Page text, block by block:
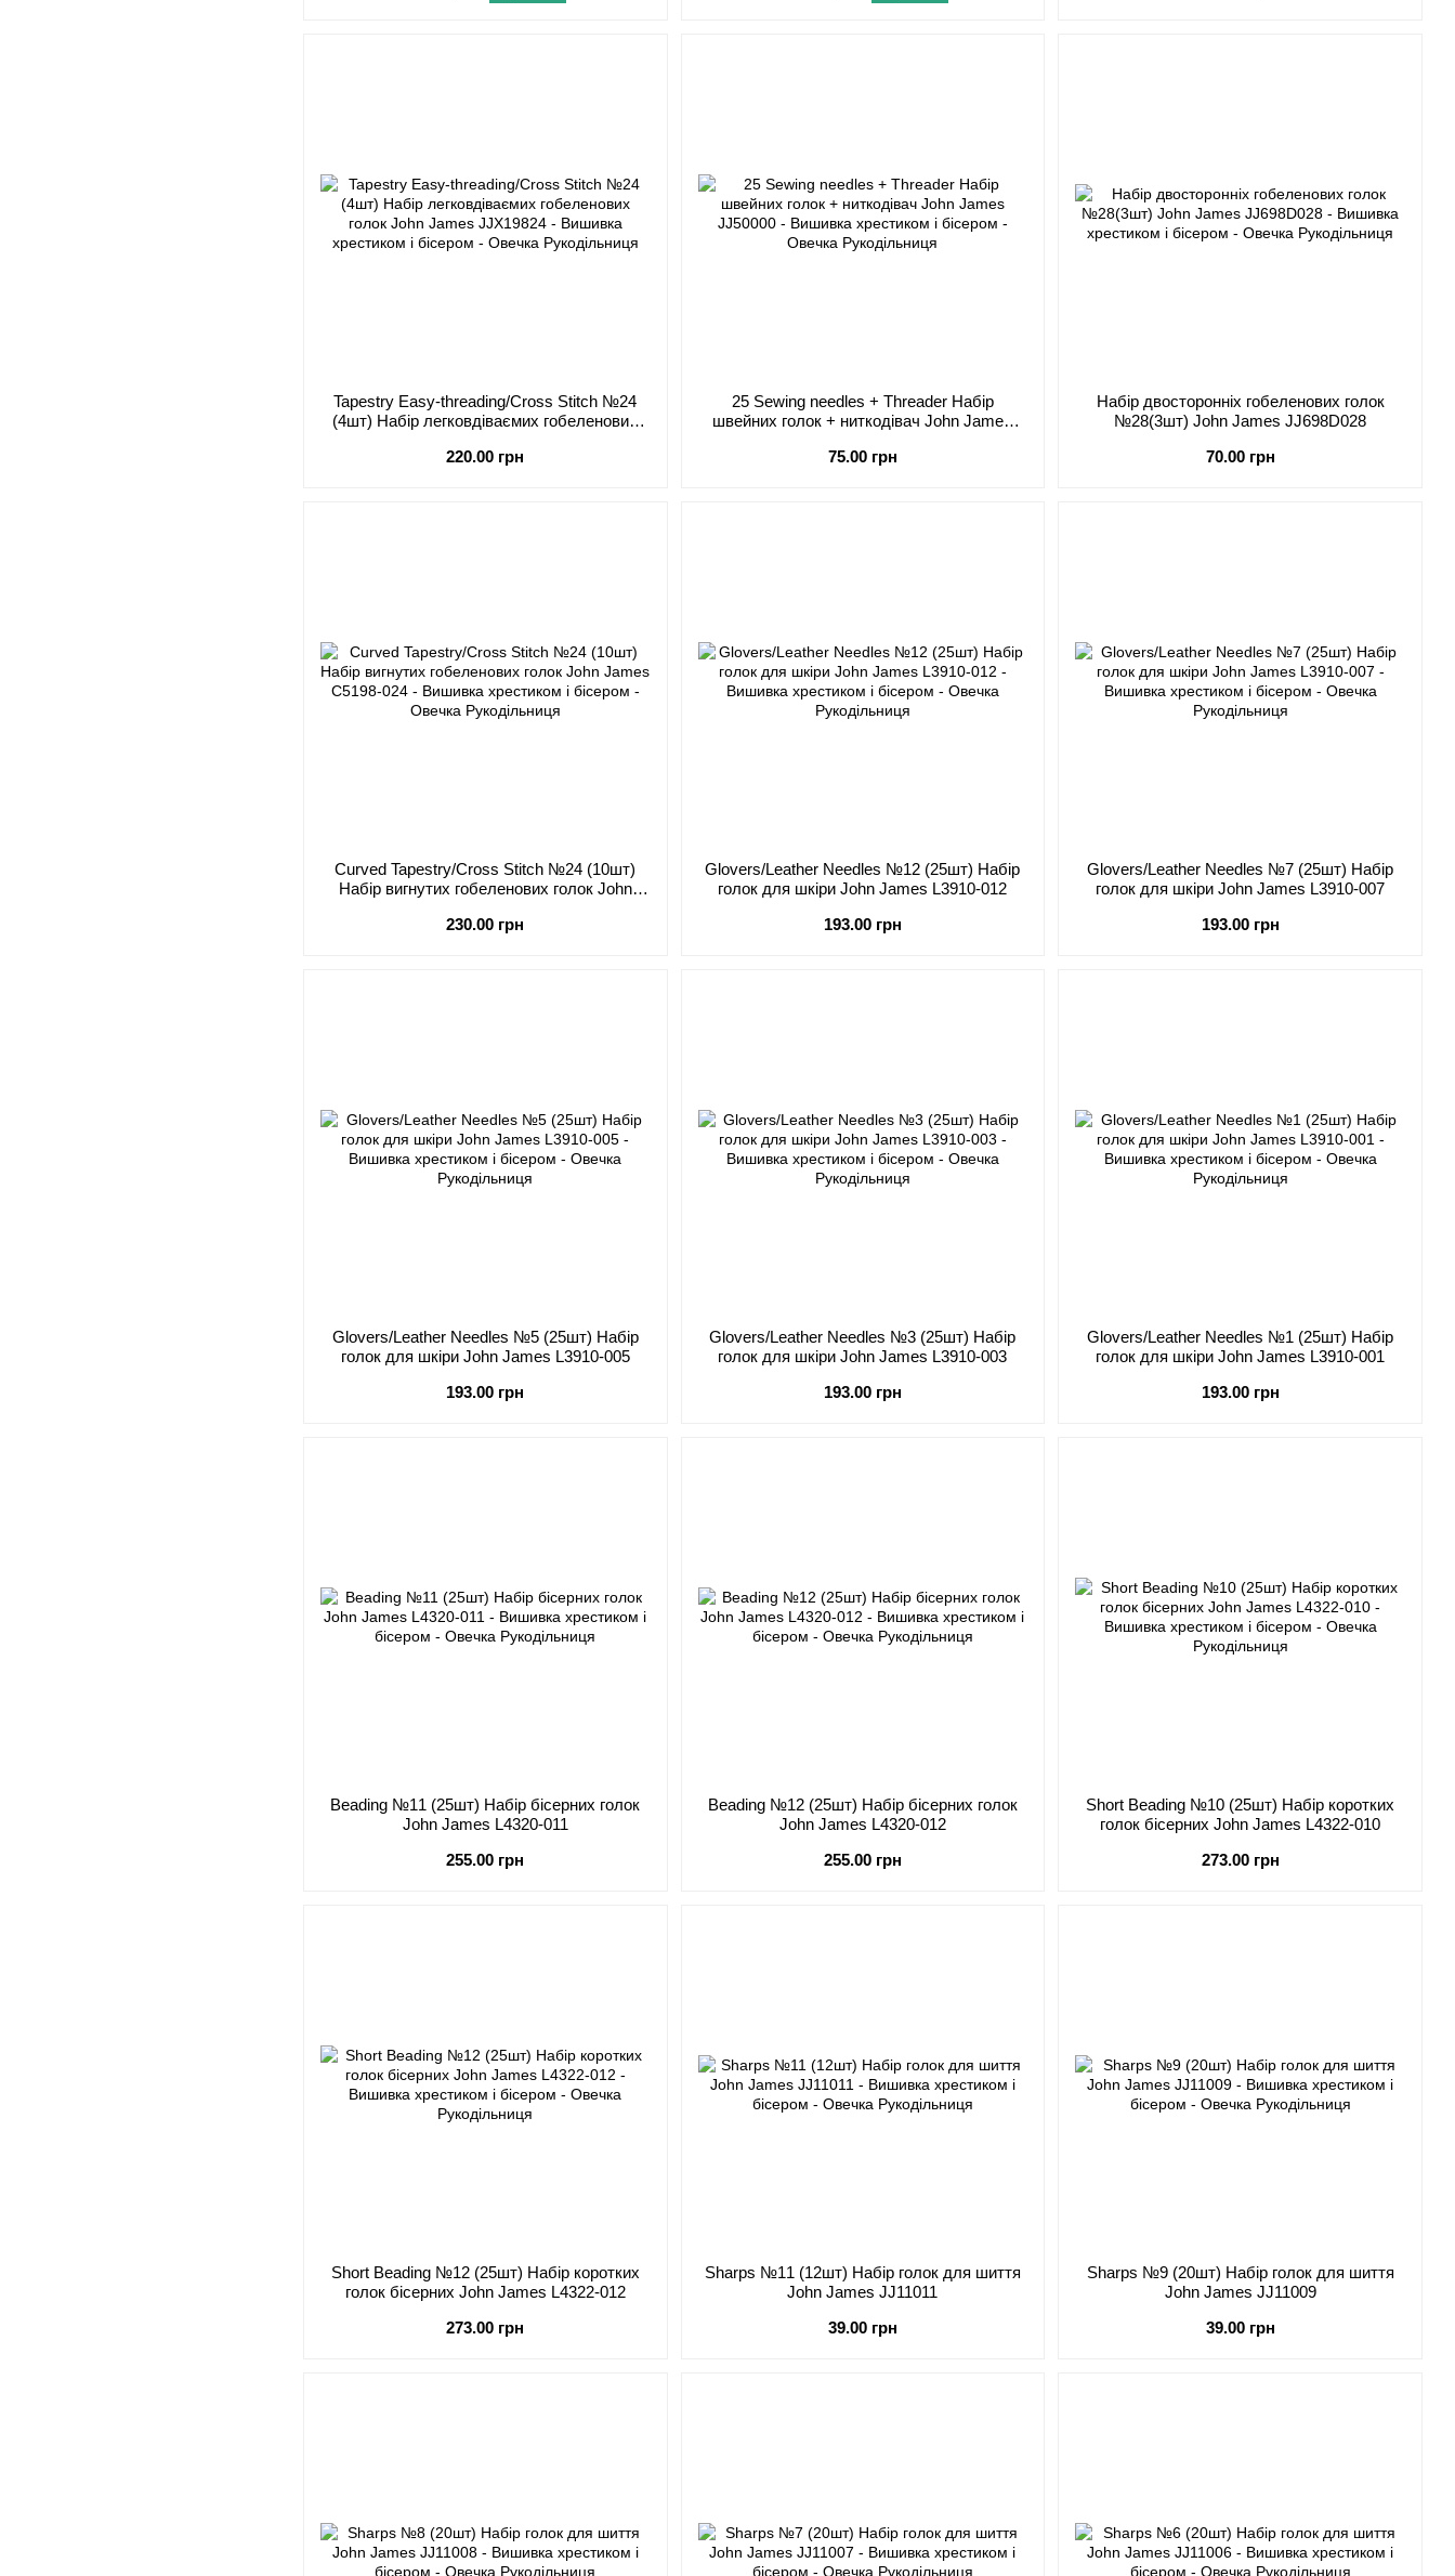
Tapestry Easy-threading/Cross Stitch №24
(4шт) Набір легковдіваємих гобеленових
220.00 грн
25 Sewing needles + Threader Набір
швейних голок + ниткодівач John James
75.00 грн
Набір двосторонніх гобеленових голок
№28(3шт) John James JJ698D028
70.00 грн
Curved Tapestry/Cross Stitch №24 (10шт)
Набір вигнутих гобеленових голок John
230.00 грн
Glovers/Leather Needles №12 (25шт) Набір
голок для шкіри John James L3910-012
193.00 грн
Glovers/Leather Needles №7 (25шт) Набір
голок для шкіри John James L3910-007
193.00 грн
Glovers/Leather Needles №5 (25шт) Набір
голок для шкіри John James L3910-005
193.00 грн
Glovers/Leather Needles №3 (25шт) Набір
голок для шкіри John James L3910-003
193.00 грн
Glovers/Leather Needles №1 (25шт) Набір
голок для шкіри John James L3910-001
193.00 грн
Beading №11 (25шт) Набір бісерних голок
John James L4320-011
255.00 грн
Beading №12 (25шт) Набір бісерних голок
John James L4320-012
255.00 грн
Short Beading №10 (25шт) Набір коротких
голок бісерних John James L4322-010
273.00 грн
Short Beading №12 (25шт) Набір коротких
голок бісерних John James L4322-012
273.00 грн
Sharps №11 (12шт) Набір голок для шиття
John James JJ11011
39.00 грн
Sharps №9 (20шт) Набір голок для шиття
John James JJ11009
39.00 грн